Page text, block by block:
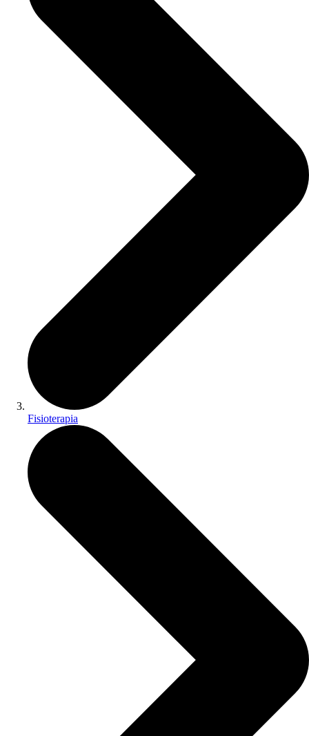
Fisioterapia